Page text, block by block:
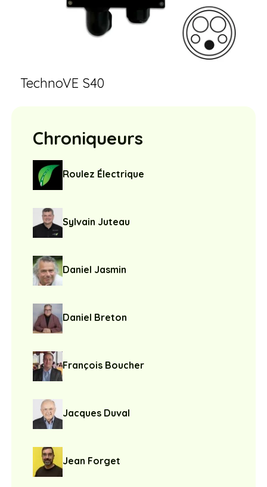
TechnoVE S40
Chroniqueurs
Roulez Électrique
Sylvain Juteau
Daniel Jasmin
Daniel Breton
François Boucher
Jacques Duval
Jean Forget